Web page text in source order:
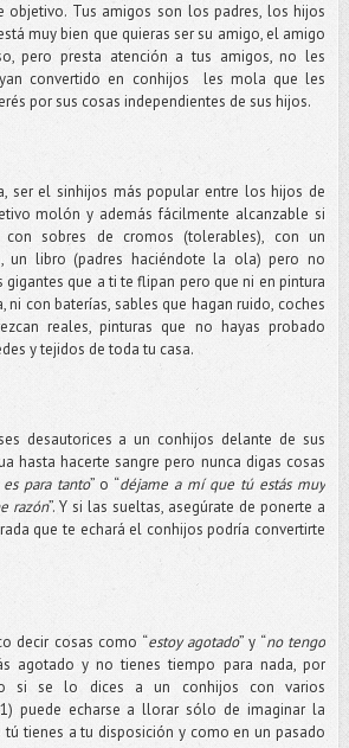
objetivo. Tus amigos son los padres, los hijos
muy bien que quieras ser su amigo, el amigo
pero presta atención a tus amigos, no les
convertido en conhijos les mola que les
por sus cosas independientes de sus hijos.
ser el sinhijos más popular entre los hijos de
molón y además fácilmente alcanzable si
con sobres de cromos (tolerables), con un
un libro (padres haciéndote la ola) pero no
gigantes que a ti te flipan pero que ni en pintura
ni con baterías, sables que hagan ruido, coches
reales, pinturas que no hayas probado
y tejidos de toda tu casa.
desautorices a un conhijos delante de sus
hasta hacerte sangre pero nunca digas cosas
para tanto” o “déjame a mí que tú estás muy
razón”. Y si las sueltas, asegúrate de ponerte a
que te echará el conhijos podría convertirte
decir cosas como “estoy agotado” y “no tengo
agotado y no tienes tiempo para nada, por
si se lo dices a un conhijos con varios
puede echarse a llorar sólo de imaginar la
tienes a tu disposición y como en un pasado